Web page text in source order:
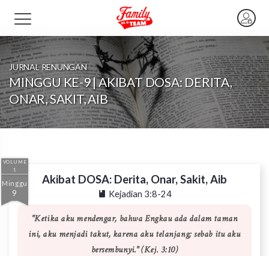
JURNAL RENUNGAN
MINGGU KE-9 | AKIBAT DOSA: DERITA,
ONAR, SAKIT, AIB
VOLUME
1
Minggu
9
Akibat DOSA: Derita, Onar, Sakit, Aib
Kejadian 3:8-24
"Ketika aku mendengar, bahwa Engkau ada dalam taman
ini, aku menjadi takut, karena aku telanjang; sebab itu aku
bersembunyi." (Kej. 3:10)